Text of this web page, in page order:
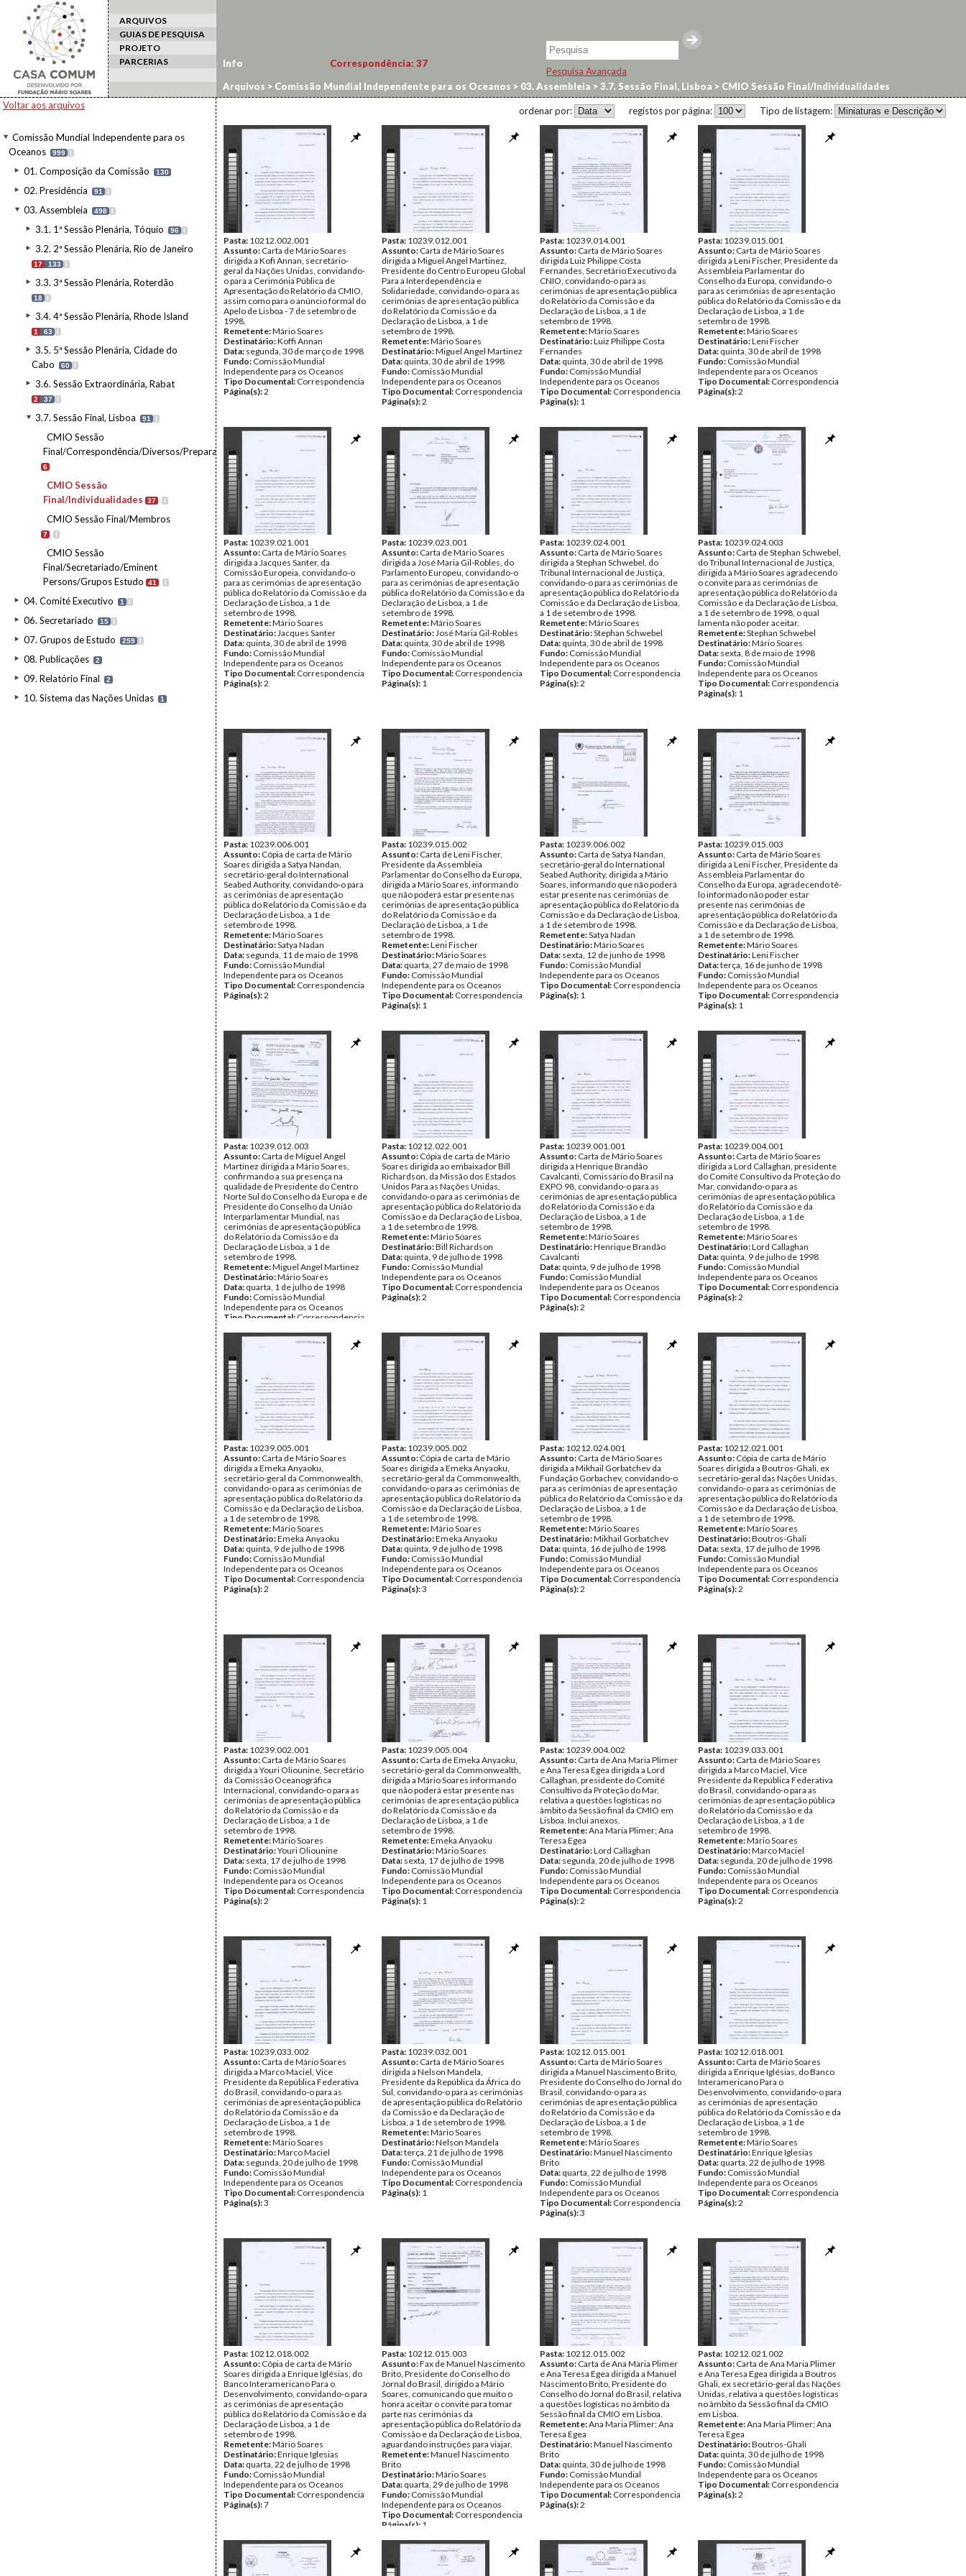
ARQUIVOS
GUIAS DE PESQUISA
PROJETO
PARCERIAS
Pesquisa Avançada
Voltar aos arquivos
Comissão Mundial Independente para os
Oceanos
999 I
01. Composição da Comissão 130
02. Presidência 91 I
03. Assembleia 498 I
3.1. 1ª Sessão Plenária, Tóquio 96 I
3.2. 2ª Sessão Plenária, Rio de Janeiro
17 133 I
3.3. 3ª Sessão Plenária, Roterdão
18 I
3.4. 4ª Sessão Plenária, Rhode Island
1 63 I
3.5. 5ª Sessão Plenária, Cidade do
Cabo
60 I
3.6. Sessão Extraordinária, Rabat
2 37 I
3.7. Sessão Final, Lisboa 91 I
CMIO Sessão
Final/Correspondência/Diversos/Preparação
6
CMIO Sessão
Final/Individualidades
37 I
CMIO Sessão Final/Membros
7 I
CMIO Sessão
Final/Secretariado/Eminent
Persons/Grupos Estudo
41 I
04. Comité Executivo 1 I
06. Secretariado 15 I
07. Grupos de Estudo 259 I
08. Publicações 2
09. Relatório Final 2
10. Sistema das Nações Unidas 1
Info Correspondência: 37
Arquivos > Comissão Mundial Independente para os Oceanos > 03. Assembleia >3.7. Sessão Final, Lisboa > CMIO Sessão Final/Individualidades
Tipo de listagem:
registos por página:
ordenar por:
Pasta: 10212.002.001
Assunto: Carta de Mário Soares
dirigida a Kofi Annan, secretário-
geral da Nações Unidas, convidando-
o para a Cerimónia Pública de
Apresentação do Relatório da CMIO,
assim como para o anúncio formal do
Apelo de Lisboa - 7 de setembro de
1998.
Remetente:Mário Soares
Destinatário:Koffi Annan
Data: segunda, 30 de março de 1998
Fundo: Comissão Mundial
Independente para os Oceanos
Tipo Documental: Correspondencia
Página(s):2
Pasta: 10239.012.001
Assunto: Carta de Mário Soares
dirigida a Miguel Angel Martinez,
Presidente do Centro Europeu Global
Para a Interdependência e
Solidariedade, convidando-o para as
cerimónias de apresentação pública
do Relatório da Comissão e da
Declaração de Lisboa, a 1 de
setembro de 1998.
Remetente:Mário Soares
Destinatário:Miguel Angel Martinez
Data: quinta, 30 de abril de 1998
Fundo: Comissão Mundial
Independente para os Oceanos
Tipo Documental: Correspondencia
Página(s):2
Pasta: 10239.014.001
Assunto: Carta de Mário Soares
dirigida Luiz Philippe Costa
Fernandes, Secretário Executivo da
CNIO, convidando-o para as
cerimónias de apresentação pública
do Relatório da Comissão e da
Declaração de Lisboa, a 1 de
setembro de 1998.
Remetente:Mário Soares
Destinatário:Luiz Philippe Costa
Fernandes
Data: quinta, 30 de abril de 1998
Fundo: Comissão Mundial
Independente para os Oceanos
Tipo Documental: Correspondencia
Página(s): 1
Pasta: 10239.015.001
Assunto: Carta de Mário Soares
dirigida a Leni Fischer, Presidente da
Assembleia Parlamentar do
Conselho da Europa, convidando-o
para as cerimónias de apresentação
pública do Relatório da Comissão e da
Declaração de Lisboa, a 1 de
setembro de 1998.
Remetente:Mário Soares
Destinatário:Leni Fischer
Data: quinta, 30 de abril de 1998
Fundo: Comissão Mundial
Independente para os Oceanos
Tipo Documental: Correspondencia
Página(s):2
Pasta: 10239.021.001
Assunto: Carta de Mário Soares
dirigida a Jacques Santer, da
Comissão Europeia, convidando-o
para as cerimónias de apresentação
pública do Relatório da Comissão e da
Declaração de Lisboa, a 1 de
setembro de 1998.
Remetente:Mário Soares
Destinatário:Jacques Santer
Data: quinta, 30 de abril de 1998
Fundo: Comissão Mundial
Independente para os Oceanos
Tipo Documental: Correspondencia
Página(s):2
Pasta: 10239.023.001
Assunto: Carta de Mário Soares
dirigida a José Maria Gil-Robles, do
Parlamento Europeu, convidando-o
para as cerimónias de apresentação
pública do Relatório da Comissão e da
Declaração de Lisboa, a 1 de
setembro de 1998.
Remetente:Mário Soares
Destinatário:José Maria Gil-Robles
Data: quinta, 30 de abril de 1998
Fundo: Comissão Mundial
Independente para os Oceanos
Tipo Documental: Correspondencia
Página(s): 1
Pasta: 10239.024.001
Assunto: Carta de Mário Soares
dirigida a Stephan Schwebel, do
Tribunal Internacional de Justiça,
convidando-o para as cerimónias de
apresentação pública do Relatório da
Comissão e da Declaração de Lisboa,
a 1 de setembro de 1998.
Remetente:Mário Soares
Destinatário:Stephan Schwebel
Data: quinta, 30 de abril de 1998
Fundo: Comissão Mundial
Independente para os Oceanos
Tipo Documental: Correspondencia
Página(s):2
Pasta: 10239.024.003
Assunto: Carta de Stephan Schwebel,
do Tribunal Internacional de Justiça,
dirigida a Mário Soares agradecendo
o convite para as cerimónias de
apresentação pública do Relatório da
Comissão e da Declaração de Lisboa,
a 1 de setembro de 1998, o qual
lamenta não poder aceitar.
Remetente:Stephan Schwebel
Destinatário:Mário Soares
Data: sexta, 8 de maio de 1998
Fundo: Comissão Mundial
Independente para os Oceanos
Tipo Documental: Correspondencia
Página(s): 1
Pasta: 10239.006.001
Assunto: Cópia de carta de Mário
Soares dirigida a Satya Nandan,
secretário-geral do International
Seabed Authority, convidando-o para
as cerimónias de apresentação
pública do Relatório da Comissão e da
Declaração de Lisboa, a 1 de
setembro de 1998.
Remetente:Mário Soares
Destinatário:Satya Nadan
Data: segunda, 11 de maio de 1998
Fundo: Comissão Mundial
Independente para os Oceanos
Tipo Documental: Correspondencia
Página(s):2
Pasta: 10239.015.002
Assunto: Carta de Leni Fischer,
Presidente da Assembleia
Parlamentar do Conselho da Europa,
dirigida a Mário Soares, informando
que não poderá estar presente nas
cerimónias de apresentação pública
do Relatório da Comissão e da
Declaração de Lisboa, a 1 de
setembro de 1998.
Remetente:Leni Fischer
Destinatário:Mário Soares
Data: quarta, 27 de maio de 1998
Fundo: Comissão Mundial
Independente para os Oceanos
Tipo Documental: Correspondencia
Página(s): 1
Pasta: 10239.006.002
Assunto: Carta de Satya Nandan,
secretário-geral do International
Seabed Authority, dirigida a Mário
Soares, informando que não poderá
estar presente nas cerimónias de
apresentação pública do Relatório da
Comissão e da Declaração de Lisboa,
a 1 de setembro de 1998.
Remetente:Satya Nadan
Destinatário:Mário Soares
Data: sexta, 12 de junho de 1998
Fundo: Comissão Mundial
Independente para os Oceanos
Tipo Documental: Correspondencia
Página(s): 1
Pasta: 10239.015.003
Assunto: Carta de Mário Soares
dirigida a Leni Fischer, Presidente da
Assembleia Parlamentar do
Conselho da Europa, agradecendo tê-
lo informado não poder estar
presente nas cerimónias de
apresentação pública do Relatório da
Comissão e da Declaração de Lisboa,
a 1 de setembro de 1998.
Remetente:Mário Soares
Destinatário:Leni Fischer
Data:terça, 16 de junho de 1998
Fundo: Comissão Mundial
Independente para os Oceanos
Tipo Documental: Correspondencia
Página(s): 1
Pasta: 10239.012.003
Assunto: Carta de Miguel Angel
Martinez dirigida a Mário Soares,
confirmando a sua presença na
qualidade de Presidente do Centro
Norte Sul do Conselho da Europa e de
Presidente do Conselho da União
Interparlamentar Mundial, nas
cerimónias de apresentação pública
do Relatório da Comissão e da
Declaração de Lisboa, a 1 de
setembro de 1998.
Remetente:Miguel Angel Martinez
Destinatário:Mário Soares
Data: quarta, 1 de julho de 1998
Fundo: Comissão Mundial
Independente para os Oceanos
Tipo Documental: Correspondencia
Pasta: 10212.022.001
Assunto: Cópia de carta de Mário
Soares dirigida ao embaixador Bill
Richardson, da Missão dos Estados
Unidos Para as Nações Unidas,
convidando-o para as cerimónias de
apresentação pública do Relatório da
Comissão e da Declaração de Lisboa,
a 1 de setembro de 1998.
Remetente:Mário Soares
Destinatário:Bill Richardson
Data: quinta, 9 de julho de 1998
Fundo: Comissão Mundial
Independente para os Oceanos
Tipo Documental: Correspondencia
Página(s):2
Pasta: 10239.001.001
Assunto: Carta de Mário Soares
dirigida a Henrique Brandão
Cavalcanti, Comissário do Brasil na
EXPO 98, convidando-o para as
cerimónias de apresentação pública
do Relatório da Comissão e da
Declaração de Lisboa, a 1 de
setembro de 1998.
Remetente:Mário Soares
Destinatário:Henrique Brandão
Cavalcanti
Data: quinta, 9 de julho de 1998
Fundo: Comissão Mundial
Independente para os Oceanos
Tipo Documental: Correspondencia
Página(s):2
Pasta: 10239.004.001
Assunto: Carta de Mário Soares
dirigida a Lord Callaghan, presidente
do Comité Consultivo da Proteção do
Mar, convidando-o para as
cerimónias de apresentação pública
do Relatório da Comissão e da
Declaração de Lisboa, a 1 de
setembro de 1998.
Remetente:Mário Soares
Destinatário:Lord Callaghan
Data: quinta, 9 de julho de 1998
Fundo: Comissão Mundial
Independente para os Oceanos
Tipo Documental: Correspondencia
Página(s):2
Pasta: 10239.005.001
Assunto: Carta de Mário Soares
dirigida a Emeka Anyaoku,
secretário-geral da Commonwealth,
convidando-o para as cerimónias de
apresentação pública do Relatório da
Comissão e da Declaração de Lisboa,
a 1 de setembro de 1998.
Remetente:Mário Soares
Destinatário:Emeka Anyaoku
Data: quinta, 9 de julho de 1998
Fundo: Comissão Mundial
Independente para os Oceanos
Tipo Documental: Correspondencia
Página(s):2
Pasta: 10239.005.002
Assunto: Cópia de carta de Mário
Soares dirigida a Emeka Anyaoku,
secretário-geral da Commonwealth,
convidando-o para as cerimónias de
apresentação pública do Relatório da
Comissão e da Declaração de Lisboa,
a 1 de setembro de 1998.
Remetente:Mário Soares
Destinatário:Emeka Anyaoku
Data: quinta, 9 de julho de 1998
Fundo: Comissão Mundial
Independente para os Oceanos
Tipo Documental: Correspondencia
Página(s):3
Pasta: 10212.024.001
Assunto: Carta de Mário Soares
dirigida a Mikhail Gorbatchev da
Fundação Gorbachev, convidando-o
para as cerimónias de apresentação
pública do Relatório da Comissão e da
Declaração de Lisboa, a 1 de
setembro de 1998.
Remetente:Mário Soares
Destinatário:Mikhail Gorbatchev
Data: quinta, 16 de julho de 1998
Fundo: Comissão Mundial
Independente para os Oceanos
Tipo Documental: Correspondencia
Página(s):2
Pasta: 10212.021.001
Assunto: Cópia de carta de Mário
Soares dirigida a Boutros-Ghali, ex
secretário-geral das Nações Unidas,
convidando-o para as cerimónias de
apresentação pública do Relatório da
Comissão e da Declaração de Lisboa,
a 1 de setembro de 1998.
Remetente:Mário Soares
Destinatário:Boutros-Ghali
Data: sexta, 17 de julho de 1998
Fundo: Comissão Mundial
Independente para os Oceanos
Tipo Documental: Correspondencia
Página(s):2
Pasta: 10239.002.001
Assunto: Carta de Mário Soares
dirigida a Youri Oliounine, Secretário
da Comissão Oceanográfica
Internacional, convidando-o para as
cerimónias de apresentação pública
do Relatório da Comissão e da
Declaração de Lisboa, a 1 de
setembro de 1998.
Remetente:Mário Soares
Destinatário:Youri Oliounine
Data: sexta, 17 de julho de 1998
Fundo: Comissão Mundial
Independente para os Oceanos
Tipo Documental: Correspondencia
Página(s):2
Pasta: 10239.005.004
Assunto: Carta de Emeka Anyaoku,
secretário-geral da Commonwealth,
dirigida a Mário Soares informando
que não poderá estar presente nas
cerimónias de apresentação pública
do Relatório da Comissão e da
Declaração de Lisboa, a 1 de
setembro de 1998.
Remetente:Emeka Anyaoku
Destinatário:Mário Soares
Data: sexta, 17 de julho de 1998
Fundo: Comissão Mundial
Independente para os Oceanos
Tipo Documental: Correspondencia
Página(s): 1
Pasta: 10239.004.002
Assunto: Carta de Ana Maria Plimer
e Ana Teresa Egea dirigida a Lord
Callaghan, presidente do Comité
Consultivo da Proteção do Mar,
relativa a questões logísticas no
âmbito da Sessão final da CMIO em
Lisboa. Inclui anexos.
Remetente:Ana Maria Plimer; Ana
Teresa Egea
Destinatário:Lord Callaghan
Data: segunda, 20 de julho de 1998
Fundo: Comissão Mundial
Independente para os Oceanos
Tipo Documental: Correspondencia
Página(s):2
Pasta: 10239.033.001
Assunto: Carta de Mário Soares
dirigida a Marco Maciel, Vice
Presidente da República Federativa
do Brasil, convidando-o para as
cerimónias de apresentação pública
do Relatório da Comissão e da
Declaração de Lisboa, a 1 de
setembro de 1998.
Remetente:Mário Soares
Destinatário:Marco Maciel
Data: segunda, 20 de julho de 1998
Fundo: Comissão Mundial
Independente para os Oceanos
Tipo Documental: Correspondencia
Página(s):2
Pasta: 10239.033.002
Assunto: Carta de Mário Soares
dirigida a Marco Maciel, Vice
Presidente da República Federativa
do Brasil, convidando-o para as
cerimónias de apresentação pública
do Relatório da Comissão e da
Declaração de Lisboa, a 1 de
setembro de 1998.
Remetente:Mário Soares
Destinatário:Marco Maciel
Data: segunda, 20 de julho de 1998
Fundo: Comissão Mundial
Independente para os Oceanos
Tipo Documental: Correspondencia
Página(s):3
Pasta: 10239.032.001
Assunto: Carta de Mário Soares
dirigida a Nelson Mandela,
Presidente da República da África do
Sul, convidando-o para as cerimónias
de apresentação pública do Relatório
da Comissão e da Declaração de
Lisboa, a 1 de setembro de 1998.
Remetente:Mário Soares
Destinatário:Nelson Mandela
Data:terça, 21 de julho de 1998
Fundo: Comissão Mundial
Independente para os Oceanos
Tipo Documental: Correspondencia
Página(s): 1
Pasta: 10212.015.001
Assunto: Carta de Mário Soares
dirigida a Manuel Nascimento Brito,
Presidente do Conselho do Jornal do
Brasil, convidando-o para as
cerimónias de apresentação pública
do Relatório da Comissão e da
Declaração de Lisboa, a 1 de
setembro de 1998.
Remetente:Mário Soares
Destinatário:Manuel Nascimento
Brito
Data: quarta, 22 de julho de 1998
Fundo: Comissão Mundial
Independente para os Oceanos
Tipo Documental: Correspondencia
Página(s):3
Pasta: 10212.018.001
Assunto: Carta de Mário Soares
dirigida a Enrique Iglésias, do Banco
Interamericano Para o
Desenvolvimento, convidando-o para
as cerimónias de apresentação
pública do Relatório da Comissão e da
Declaração de Lisboa, a 1 de
setembro de 1998.
Remetente:Mário Soares
Destinatário:Enrique Iglesias
Data: quarta, 22 de julho de 1998
Fundo: Comissão Mundial
Independente para os Oceanos
Tipo Documental: Correspondencia
Página(s):2
Pasta: 10212.018.002
Assunto: Cópia de carta de Mário
Soares dirigida a Enrique Iglésias, do
Banco Interamericano Para o
Desenvolvimento, convidando-o para
as cerimónias de apresentação
pública do Relatório da Comissão e da
Declaração de Lisboa, a 1 de
setembro de 1998.
Remetente:Mário Soares
Destinatário:Enrique Iglesias
Data: quarta, 22 de julho de 1998
Fundo: Comissão Mundial
Independente para os Oceanos
Tipo Documental: Correspondencia
Página(s):7
Pasta: 10212.015.003
Assunto:Fax de Manuel Nascimento
Brito, Presidente do Conselho do
Jornal do Brasil, dirigido a Mário
Soares, comunicando que muito o
honra aceitar o convite para tomar
parte nas cerimónias da
apresentação pública do Relatório da
Comissão e da Declaração de Lisboa,
aguardando instruções para viajar.
Remetente:Manuel Nascimento
Brito
Destinatário:Mário Soares
Data: quarta, 29 de julho de 1998
Fundo: Comissão Mundial
Independente para os Oceanos
Tipo Documental: Correspondencia
Página(s): 1
Pasta: 10212.015.002
Assunto: Carta de Ana Maria Plimer
e Ana Teresa Egea dirigida a Manuel
Nascimento Brito, Presidente do
Conselho do Jornal do Brasil, relativa
a questões logísticas no âmbito da
Sessão final da CMIO em Lisboa.
Remetente:Ana Maria Plimer; Ana
Teresa Egea
Destinatário:Manuel Nascimento
Brito
Data: quinta, 30 de julho de 1998
Fundo: Comissão Mundial
Independente para os Oceanos
Tipo Documental: Correspondencia
Página(s):2
Pasta: 10212.021.002
Assunto: Carta de Ana Maria Plimer
e Ana Teresa Egea dirigida a Boutros
Ghali, ex secretário-geral das Nações
Unidas, relativa a questões logísticas
no âmbito da Sessão final da CMIO
em Lisboa.
Remetente:Ana Maria Plimer; Ana
Teresa Egea
Destinatário:Boutros-Ghali
Data: quinta, 30 de julho de 1998
Fundo: Comissão Mundial
Independente para os Oceanos
Tipo Documental: Correspondencia
Página(s):2